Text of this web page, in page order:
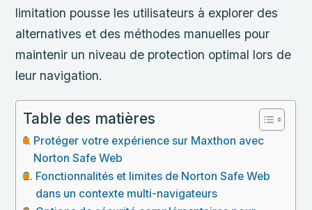
limitation pousse les utilisateurs à explorer des
alternatives et des méthodes manuelles pour
maintenir un niveau de protection optimal lors de
leur navigation.
Table des matières
Protéger votre expérience sur Maxthon avec
Norton Safe Web
Fonctionnalités et limites de Norton Safe Web
dans un contexte multi-navigateurs